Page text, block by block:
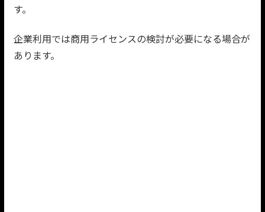
す。
企業利用では商用ライセンスの検討が必要になる場合が
あります。